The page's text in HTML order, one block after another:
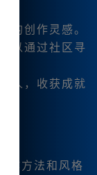
的创作灵感。
以通过社区寻
人，收获成就
作方法和风格